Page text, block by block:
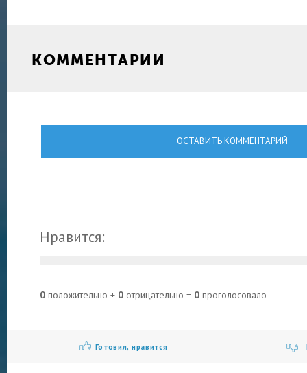
КОММЕНТАРИИ
ОСТАВИТЬ КОММЕНТАРИЙ
Нравится:
0 положительно + 0 отрицательно = 0 проголосовало
Готовил, нравится